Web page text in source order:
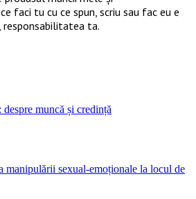
faci tu cu ce spun, scriu sau fac eu e
ta.
muncă și credință
manipulării sexual-emoționale la locul de